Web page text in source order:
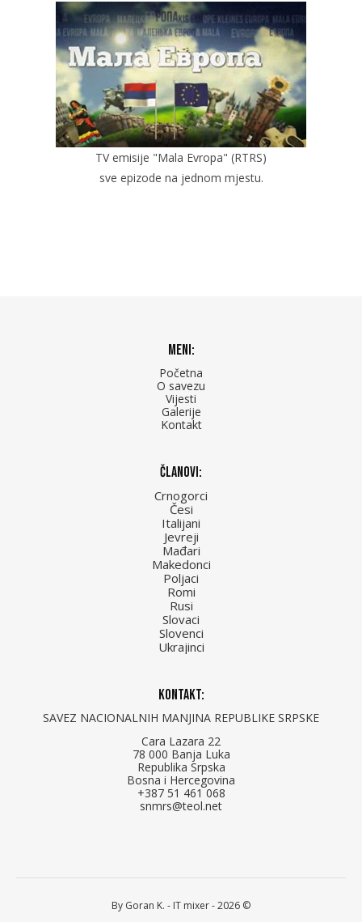
TV emisije "Mala Evropa" (RTRS)
sve epizode na jednom mjestu.
Meni:
Početna
O savezu
Vijesti
Galerije
Kontakt
Članovi:
Crnogorci
Česi
Italijani
Jevreji
Mađari
Makedonci
Poljaci
Romi
Rusi
Slovaci
Slovenci
Ukrajinci
Kontakt:
SAVEZ NACIONALNIH MANJINA REPUBLIKE SRPSKE
Cara Lazara 22
78 000 Banja Luka
Republika Srpska
Bosna i Hercegovina
+387 51 461 068
snmrs@teol.net
By Goran K. - IT mixer- 2026 ©